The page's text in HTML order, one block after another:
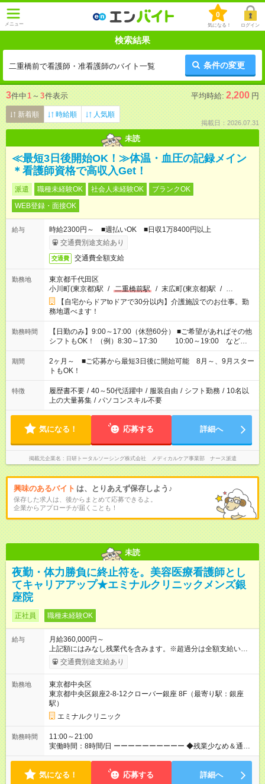
メニュー
0
気になる！ ログイン
検索結果
二重橋前で看護師・准看護師のバイト一覧 条件の変更
3件中1 ～ 3件表示 平均時給: 2,200 円
新着順 時給順 人気順
掲載日：2026.07.31
未読
≪最短3日後開始OK！≫体温・血圧の記録メイン
＊看護師資格で高収入Get！
派遣 職種未経験OK 社会人未経験OK
ブランクOK
WEB登録・面接OK
給与
時給2300円～ ■週払いOK ■日収1万8400円以上
交通費別途支給あり
交通費 交通費全額支給
勤務地
東京都千代田区
小川町(東京都)駅 / 二重橋前駅 / 末広町(東京都)駅 / …
【自宅からドアtoドアで30分以内】介護施設でのお仕事。勤
務地選べます！
勤務時間
【日勤のみ】9:00～17:00（休憩60分） ■ご希望があればその他
シフトもOK！ （例）8:30～17:30 10:00～19:00 など
「家族とお休みを合わせたい」 「できれば残業はしたくない」
など、あなたのご希望に沿ったお仕事をご紹介します！ ※Wワ
ーク希望の方へ 今ご覧のお仕事で希望する勤務時間と、もう1つ
のお仕事の勤務時間。 合計で週40時間を超える場合は応募でき
ません
期間
2ヶ月～ ■ご応募から最短3日後に開始可能 8月～、9月スター
トもOK！
特徴 履歴書不要 / 40～50代活躍中 / 服装自由 / シフト勤務 / 10名以
上の大量募集 / パソコンスキル不要
気になる！ 応募する 詳細へ
掲載元企業名 日研トータルソーシング株式会社 メディカルケア事業部 ナース派遣
興味のあるバイト は、とりあえず保存しよう♪
保存した求人は、後からまとめて応募できるよ。
企業からアプローチが届くことも！
未読
夜勤・体力勝負に終止符を。美容医療看護師とし
てキャリアアップ★エミナルクリニックメンズ銀
座院
正社員 職種未経験OK
給与
月給360,000円～
上記額にはみなし残業代を含みます。※超過分は全額支給いたし
ます。 みなし残業代 46,900円／月 みなし残業時間 23時間／月
【試用期間】試用期間あり 試用期間の長さ：6ヶ月 ※ 雇用形態
採用（契約社員） 給与：月給 340,000円 ～ 340,000円 上記額に
はみなし残業代を含みます。※超過分は全額支給いたします。
みなし残業代 46,900円／月 みなし残業時間 23時間／月
交通費別途支給あり
勤務地
東京都中央区
東京都中央区銀座2-8-12クローバー銀座 8F（最寄り駅：銀座
駅）
エミナルクリニック
勤務時間
11:00～21:00
実働時間：8時間/日 ーーーーーーーーーー ◆残業少なめ＆通勤
も楽々◆ ーーーーーーーーーー 11時開院のため、朝はゆっくり
ーーーーーーーーー ◆夜勤はありません◆ ーーーーーーーーー
気になる！ 応募する 詳細へ